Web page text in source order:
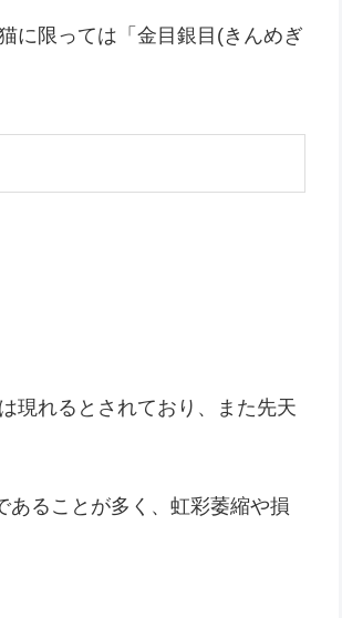
に限っては「金目銀目(きんめぎ
現れるとされており、また先天
あることが多く、虹彩萎縮や損